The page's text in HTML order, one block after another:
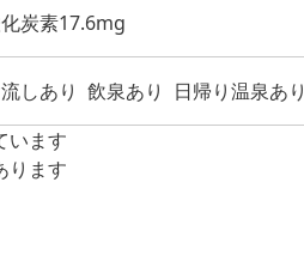
炭素17.6mg
しあり 飲泉あり 日帰り温泉あり
います
ります